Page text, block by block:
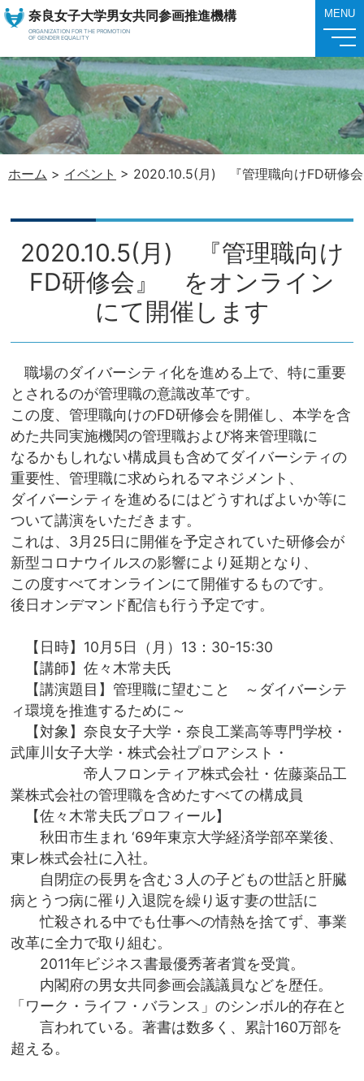
奈良女子大学男女共同参画推進機構
ORGANIZATION FOR THE PROMOTION
OF GENDER EQUALITY
MENU
ホーム > イベント > 2020.10.5(月) 『管理職向けFD研修
2020.10.5(月) 『管理職向け
FD研修会』 をオンライン
にて開催します
職場のダイバーシティ化を進める上で、特に重要
とされるのが管理職の意識改革です。
この度、管理職向けのFD研修会を開催し、本学を含
めた共同実施機関の管理職および将来管理職に
なるかもしれない構成員も含めてダイバーシティの
重要性、管理職に求められるマネジメント、
ダイバーシティを進めるにはどうすればよいか等に
ついて講演をいただきます。
これは、3月25日に開催を予定されていた研修会が
新型コロナウイルスの影響により延期となり、
この度すべてオンラインにて開催するものです。
後日オンデマンド配信も行う予定です。
【日時】10月5日（月）13：30-15:30
【講師】佐々木常夫氏
【講演題目】管理職に望むこと ～ダイバーシテ
ィ環境を推進するために～
【対象】奈良女子大学・奈良工業高等専門学校・
武庫川女子大学・株式会社プロアシスト・
帝人フロンティア株式会社・佐藤薬品工
業株式会社の管理職を含めたすべての構成員
【佐々木常夫氏プロフィール】
秋田市生まれ ‘69年東京大学経済学部卒業後、
東レ株式会社に入社。
自閉症の長男を含む３人の子どもの世話と肝臓
病とうつ病に罹り入退院を繰り返す妻の世話に
忙殺される中でも仕事への情熱を捨てず、事業
改革に全力で取り組む。
2011年ビジネス書最優秀著者賞を受賞。
内閣府の男女共同参画会議議員などを歴任。
「ワーク・ライフ・バランス」のシンボル的存在と
言われている。著書は数多く、累計160万部を
超える。